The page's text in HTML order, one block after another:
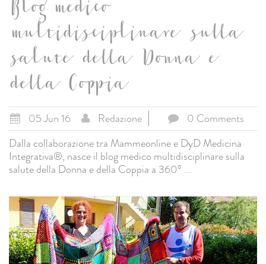
Blog medico
multidisciplinare sulla
salute della Donna e
della Coppia
05 Jun 16 Redazione
0 Comments
Dalla collaborazione tra Mammeonline e DyD Medicina
Integrativa®, nasce il blog medico multidisciplinare sulla
salute della Donna e della Coppia a 360°...